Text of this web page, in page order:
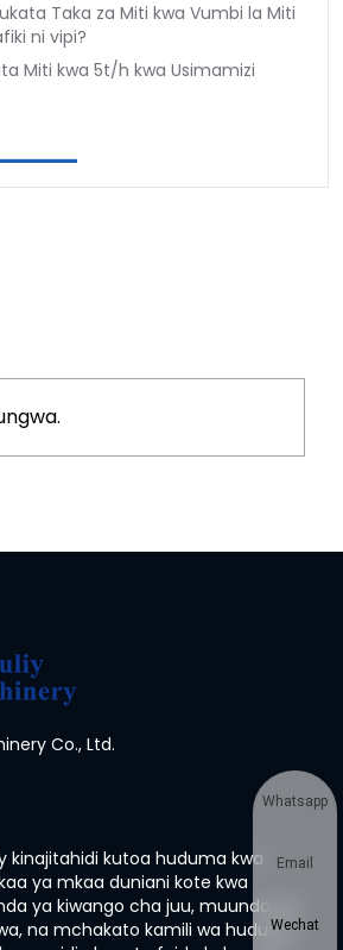
Taka za Miti kwa Vumbi la Miti
ni vipi?
Miti kwa 5t/h kwa Usimamizi
Co., Ltd.
kinajitahidi kutoa huduma kwa
ya mkaa duniani kote kwa
ya kiwango cha juu, muundo wa
na mchakato kamili wa huduma
Whatsapp
Email
Wechat